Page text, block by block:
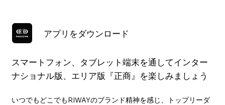
アプリをダウンロード
スマートフォン、タブレット端末を通してインター
ナショナル版、エリア版『正商』を楽しみましょう
いつでもどこでもRIWAYのブランド精神を感じ、トップリーダ